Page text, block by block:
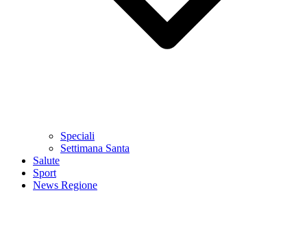
Speciali
Settimana Santa
Salute
Sport
News Regione